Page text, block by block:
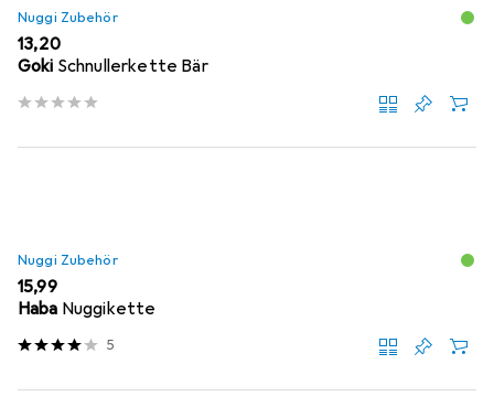
Nuggi Zubehör
EUR
13,20
Goki Schnullerkette Bär
Nuggi Zubehör
EUR
15,99
Haba Nuggikette
5